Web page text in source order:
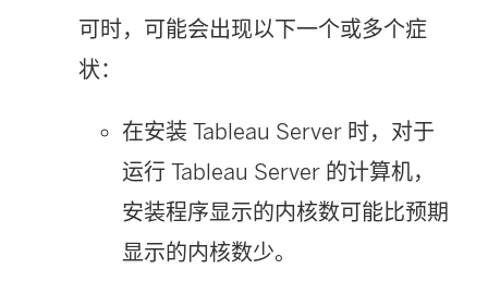
新
中
打
开
)
可时，可能会出现以下一个或多个症
状：
在安装 Tableau Server 时，对于
运行 Tableau Server 的计算机，
安装程序显示的内核数可能比预期
显示的内核数少。